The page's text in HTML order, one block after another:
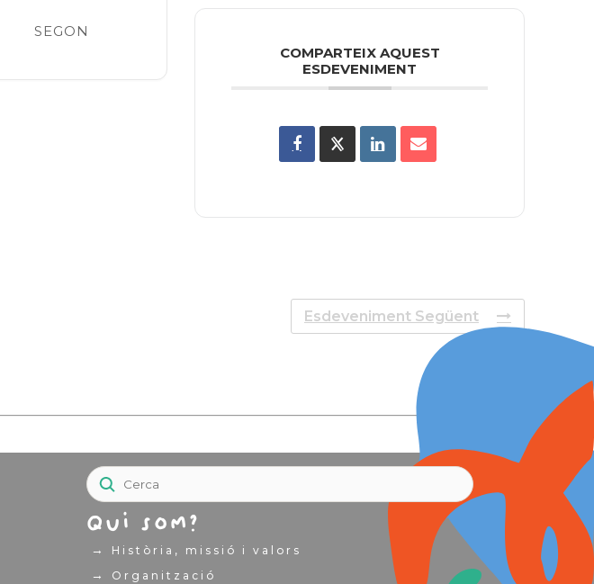
SEGON
COMPARTEIX AQUEST
ESDEVENIMENT
Esdeveniment Següent
Qui som?
→ Història, missió i valors
→ Organització